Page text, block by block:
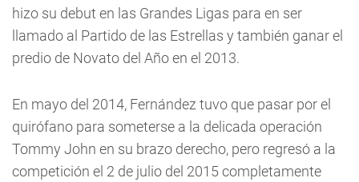
hizo su debut en las Grandes Ligas para en ser
llamado al Partido de las Estrellas y también ganar el
predio de Novato del Año en el 2013.
En mayo del 2014, Fernández tuvo que pasar por el
quirófano para someterse a la delicada operación
Tommy John en su brazo derecho, pero regresó a la
competición el 2 de julio del 2015 completamente